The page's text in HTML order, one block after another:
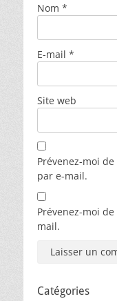
Nom *
E-mail *
Site web
Prévenez-moi
par e-mail.
Prévenez-moi
mail.
Catégories